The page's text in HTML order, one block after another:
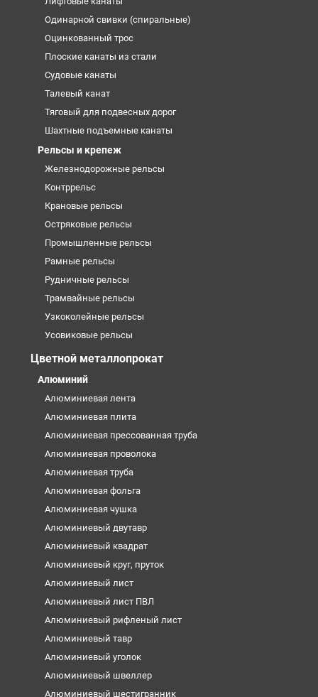
Одинарной свивки (спиральные)
Оцинкованный трос
Плоские канаты из стали
Судовые канаты
Талевый канат
Тяговый для подвесных дорог
Шахтные подъемные канаты
Рельсы и крепеж
Железнодорожные рельсы
Контррельс
Крановые рельсы
Остряковые рельсы
Промышленные рельсы
Рамные рельсы
Рудничные рельсы
Трамвайные рельсы
Узкоколейные рельсы
Усовиковые рельсы
Цветной металлопрокат
Алюминий
Алюминиевая лента
Алюминиевая плита
Алюминиевая прессованная труба
Алюминиевая проволока
Алюминиевая труба
Алюминиевая фольга
Алюминиевая чушка
Алюминиевый двутавр
Алюминиевый квадрат
Алюминиевый круг, пруток
Алюминиевый лист
Алюминиевый лист ПВЛ
Алюминиевый рифленый лист
Алюминиевый тавр
Алюминиевый уголок
Алюминиевый швеллер
Алюминиевый шестигранник